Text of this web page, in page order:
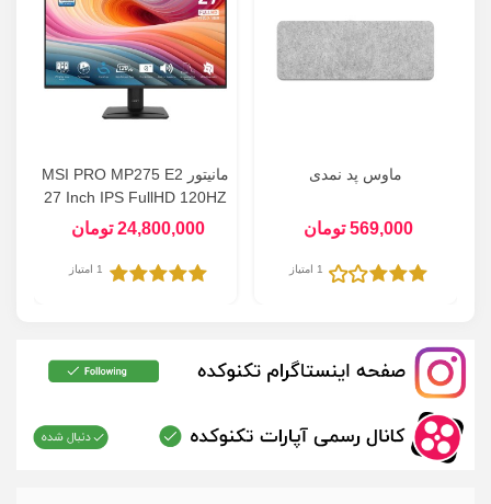
ماوس پد نمدی
569,000 تومان
1 امتیاز
مانیتور MSI PRO MP275 E2
27 Inch IPS FullHD 120HZ
24,800,000 تومان
1 امتیاز